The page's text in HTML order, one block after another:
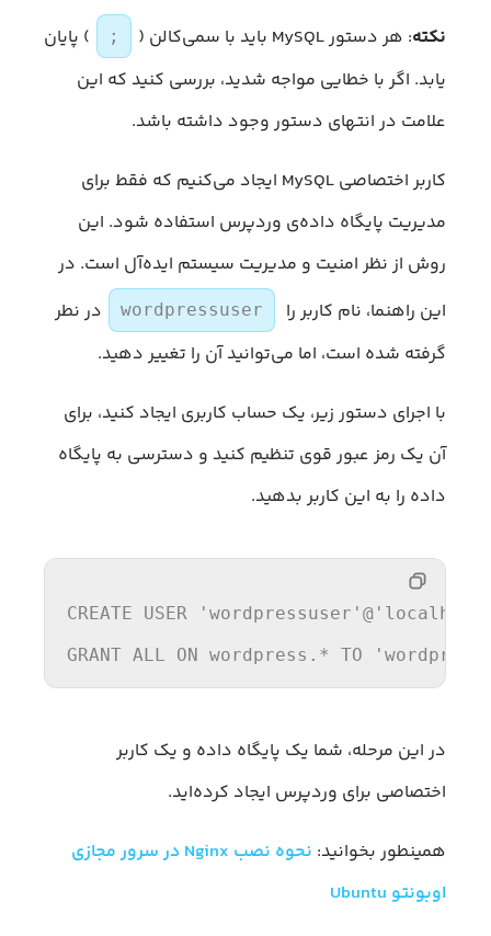
نکته: هر دستور MySQL باید با سمی‌کالن ( ;
) پایان
یابد. اگر با خطایی مواجه شدید، بررسی کنید که این
علامت در انتهای دستور وجود داشته باشد.
کاربر اختصاصی MySQL ایجاد می‌کنیم که فقط برای
مدیریت پایگاه داده‌ی وردپرس استفاده شود. این
روش از نظر امنیت و مدیریت سیستم ایده‌آل است. در
این راهنما، نام کاربر را
wordpressuser
در نطر
گرفته شده است، اما می‌توانید آن را تغییر دهید.
با اجرای دستور زیر، یک حساب کاربری ایجاد کنید، برای
آن یک رمز عبور قوی تنظیم کنید و دسترسی به پایگاه
داده را به این کاربر بدهید.
CREATE USER 'wordpressuser' @
GRANT ALL ON wordpress.* TO
در این مرحله، شما یک پایگاه داده و یک کاربر
اختصاصی برای وردپرس ایجاد کرده‌اید.
همینطور بخوانید:
نحوه نصب Nginx در سرور مجازی
اوبونتو Ubuntu